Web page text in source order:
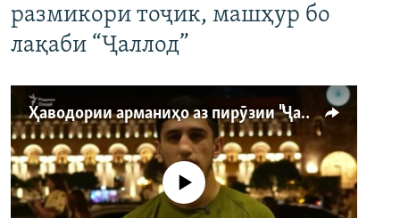
размикори тоҷик, машҳур бо
лақаби “Ҷаллод”
Ҳаводории арманиҳо аз пирӯзии "Ҷаллод"-и тоҷик
Феълан кор намекунад